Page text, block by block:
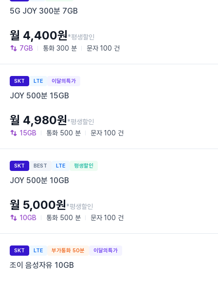
5G JOY 300분 7GB
7GB 통화 300 분 문자 100 건
월 4,400원*평생할인
SKT LTE 이달의특가
JOY 500분 15GB
15GB 통화 500 분 문자 100 건
월 4,980원*평생할인
SKT BEST LTE 평생할인
JOY 500분 10GB
10GB 통화 500 분 문자 100 건
월 5,000원*평생할인
SKT LTE 부가통화 50분 이달의특가
조이 음성자유 10GB